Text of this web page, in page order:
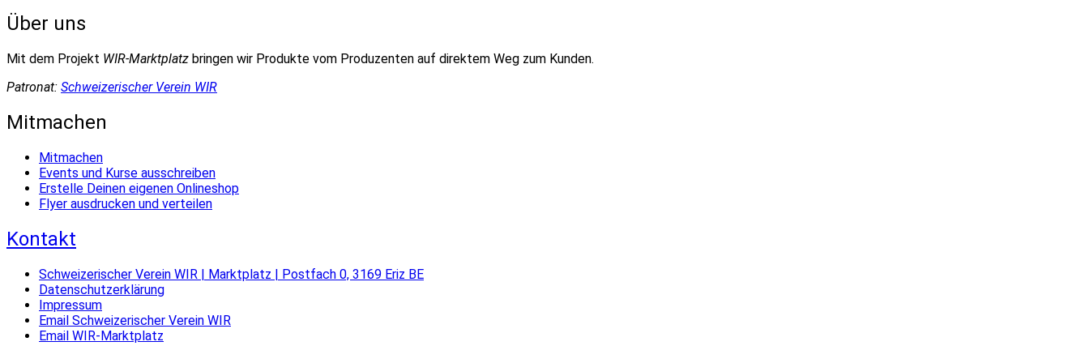
Über uns
Mit dem Projekt WIR-Marktplatz bringen wir Produkte vom Produzenten auf direktem Weg zum Kunden.
Patronat: Schweizerischer Verein WIR
Mitmachen
Mitmachen
Events und Kurse ausschreiben
Erstelle Deinen eigenen Onlineshop
Flyer ausdrucken und verteilen
Kontakt
Schweizerischer Verein WIR | Marktplatz | Postfach 0, 3169 Eriz BE
Datenschutzerklärung
Impressum
Email Schweizerischer Verein WIR
Email WIR-Marktplatz